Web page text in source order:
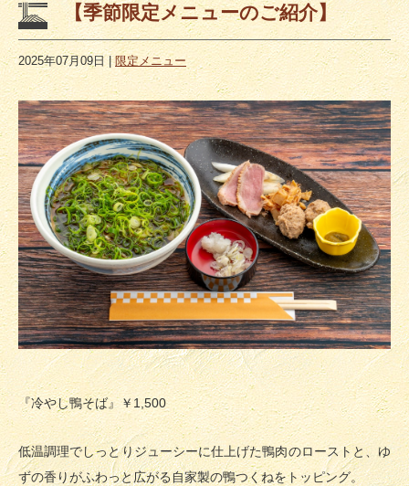
【季節限定メニューのご紹介】
2025年07月09日|限定メニュー
『冷やし鴨そば』￥1,500
低温調理でしっとりジューシーに仕上げた鴨肉のローストと、ゆ
ずの香りがふわっと広がる自家製の鴨つくねをトッピング。